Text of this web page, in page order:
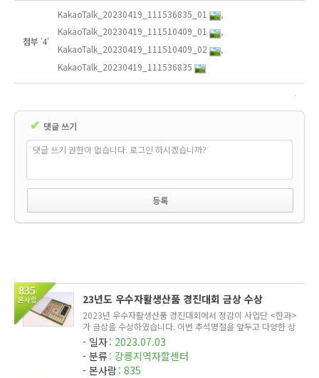
첨부 '4'
KakaoTalk_20230419_111536835_01
,
KakaoTalk_20230419_111510409_01
,
KakaoTalk_20230419_111510409_02
,
KakaoTalk_20230419_111536835
✔ 댓글 쓰기
댓글 쓰기 권한이 없습니다. 로그인 하시겠습니까?
835
본사람 23년도 우수자활생산품 경진대회 금상 수상
2023년 우수자활생산품 경진대회에서 정감이 사업단 <한과>
가 금상을 수상하였습니다. 이번 추석명절을 앞두고 다양한 상
품을 추가구성하였습니다. 맛과 품질이 우수한 정감이 한과 많
은 관심 부탁드립니다^^
일자 2023.07.03
분류 강릉지역자할센터
본사람 835